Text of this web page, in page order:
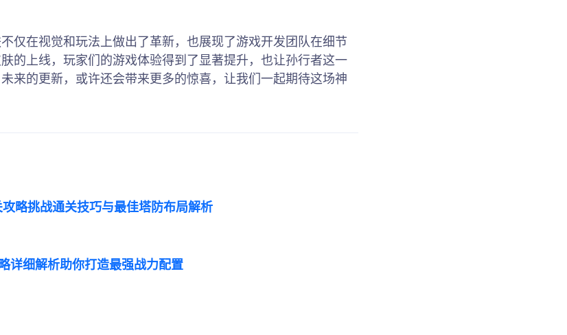
仅在视觉和玩法上做出了革新，也展现了游戏开发团队在细节
的上线，玩家们的游戏体验得到了显著提升，也让孙行者这一
来的更新，或许还会带来更多的惊喜，让我们一起期待这场神
略挑战通关技巧与最佳塔防布局解析
详细解析助你打造最强战力配置